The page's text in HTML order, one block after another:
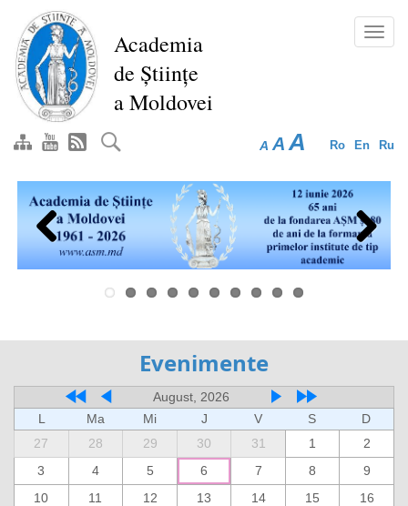
Перейти
основному
содержанию
Academia
de Științe
a Moldovei
Ro En Ru
A A A
Previous Next
Evenimente
August, 2026
L
Ma Mi J V S
D
27
28 29 30 31 1
2
3
4 5 6 7 8
9
10
11 12 13 14 15
16